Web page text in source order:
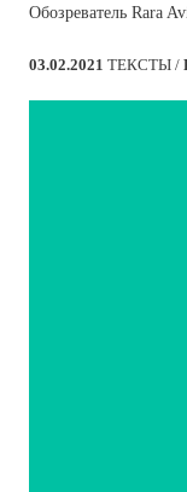
Обозреватель Rara
03.02.2021 ТЕКСТЫ /